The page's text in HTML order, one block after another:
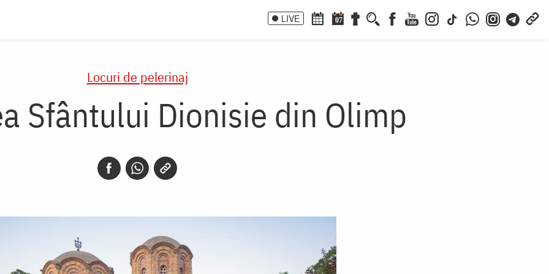
LIVE 07
Locuri de pelerinaj
Sfântului Dionisie din Olimp